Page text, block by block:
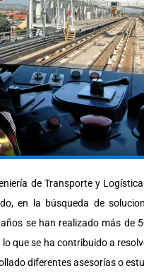
de Transporte y
en la búsqueda de
se han realizado más de
que se ha contribuido a
diferentes asesorías o